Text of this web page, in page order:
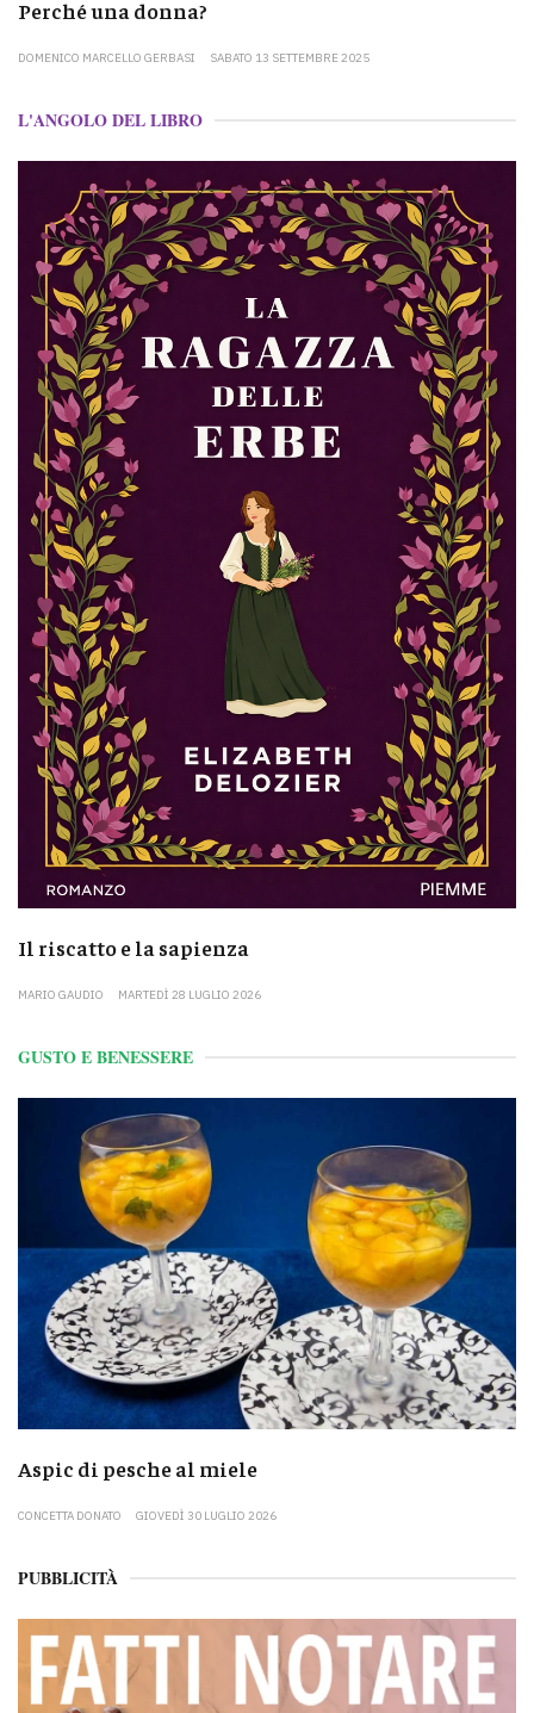
Perché una donna?
DOMENICO MARCELLO GERBASI SABATO 13 SETTEMBRE 2025
L'ANGOLO DEL LIBRO
Il riscatto e la sapienza
MARIO GAUDIO MARTEDÌ 28 LUGLIO 2026
GUSTO E BENESSERE
Aspic di pesche al miele
CONCETTA DONATO GIOVEDÌ 30 LUGLIO 2026
PUBBLICITÀ